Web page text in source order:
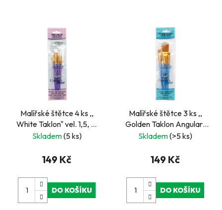
Malířské štětce 4 ks ,,
White Taklon" vel. 1,5, 6,
12
Skladem(5 ks)
149 Kč
DO KOŠÍKU
Malířské štětce 3 ks ,,
Golden Taklon Angular"
Vel.6,13,25 mm
Skladem(>5 ks)
149 Kč
DO KOŠÍKU